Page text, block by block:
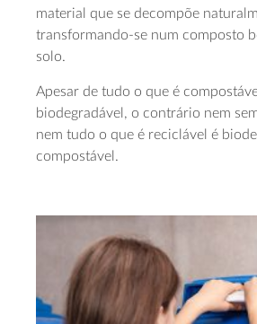
material que se decompõe
transformando-se num composto
solo.
Apesar de tudo o que é
biodegradável, o contrário nem
nem tudo o que é reciclável é
compostável.